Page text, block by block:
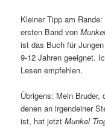
Kleiner Tipp am
ersten Band von
ist das Buch für
9-12 Jahren geeignet.
Lesen empfehlen.
Übrigens: Mein
denen an irgendeiner
ist, hat jetztMunkel